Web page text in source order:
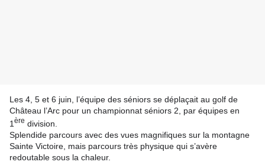
Les 4, 5 et 6 juin, l’équipe des séniors se déplaçait au golf de
Château l’Arc pour un championnat séniors 2, par équipes en
1 ère division.
Splendide parcours avec des vues magnifiques sur la montagne
Sainte Victoire, mais parcours très physique qui s’avère
redoutable sous la chaleur.